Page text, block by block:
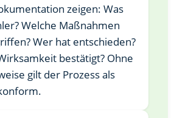
zeigen: Was
Welche Maßnahmen
Wer hat entschieden?
bestätigt? Ohne
gilt der Prozess als